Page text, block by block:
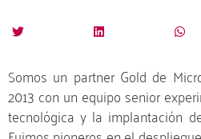
Somos un partner Gold de
2013 con un equipo senior
tecnológica y la implantación